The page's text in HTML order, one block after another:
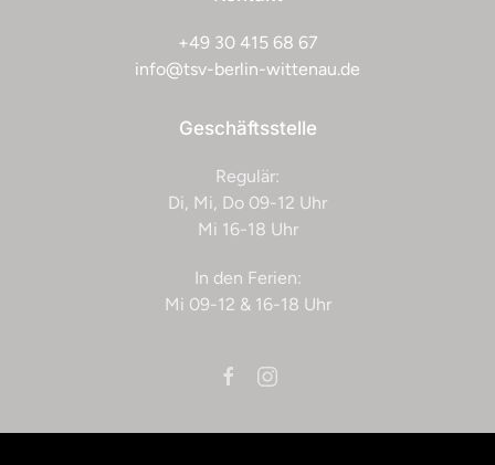
+49 30 415 68 67
info@tsv-berlin-wittenau.de
Geschäftsstelle
Regulär:
Di, Mi, Do 09-12 Uhr
Mi 16-18 Uhr
In den Ferien:
Mi 09-12 & 16-18 Uhr